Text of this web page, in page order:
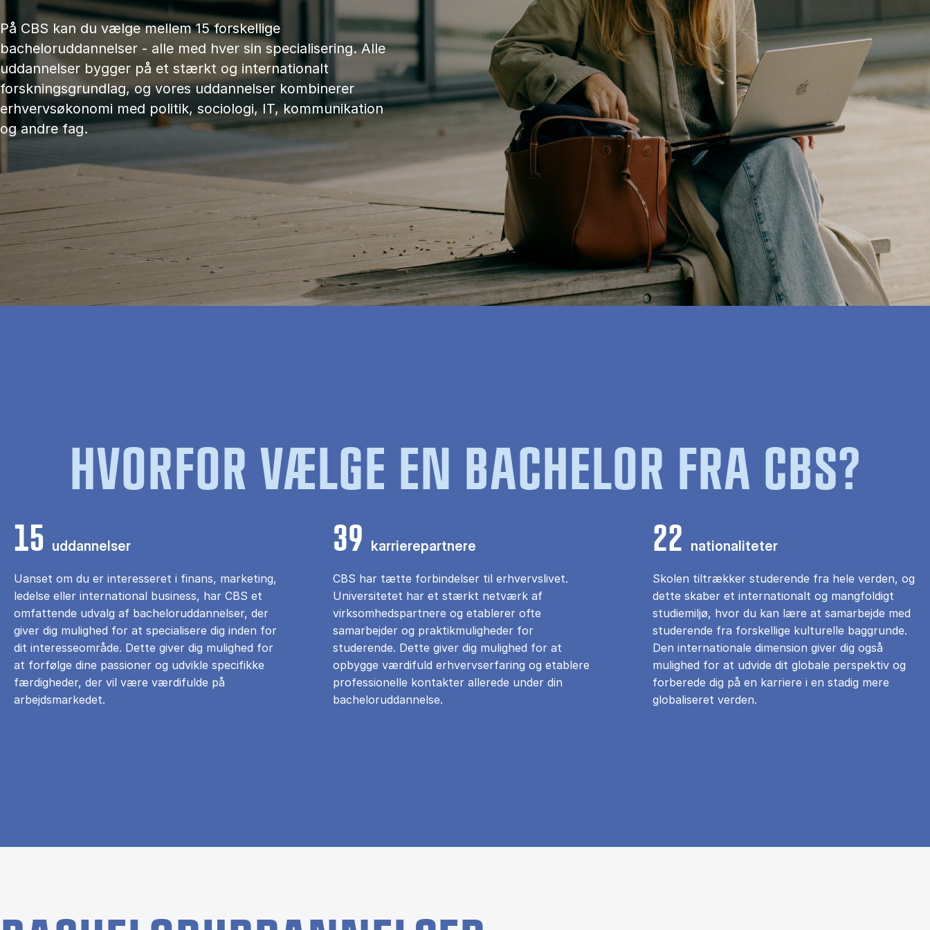
På CBS kan du vælge mellem 15 forskellige
bacheloruddannelser - alle med hver sin specialisering. Alle
uddannelser bygger på et stærkt og internationalt
forskningsgrundlag, og vores uddannelser kombinerer
erhvervsøkonomi med politik, sociologi, IT, kommunikation
og andre fag.
HVORFOR VÆLGE EN BACHELOR FRA CBS?
15 uddannelser
Uanset om du er interesseret i finans, marketing,
ledelse eller international business, har CBS et
omfattende udvalg af bacheloruddannelser, der
giver dig mulighed for at specialisere dig inden for
dit interesseområde. Dette giver dig mulighed for
at forfølge dine passioner og udvikle specifikke
færdigheder, der vil være værdifulde på
arbejdsmarkedet.
39 karrierepartnere
CBS har tætte forbindelser til erhvervslivet.
Universitetet har et stærkt netværk af
virksomhedspartnere og etablerer ofte
samarbejder og praktikmuligheder for
studerende. Dette giver dig mulighed for at
opbygge værdifuld erhvervserfaring og etablere
professionelle kontakter allerede under din
bacheloruddannelse.
22 nationaliteter
Skolen tiltrækker studerende fra hele verden, og
dette skaber et internationalt og mangfoldigt
studiemiljø, hvor du kan lære at samarbejde med
studerende fra forskellige kulturelle baggrunde.
Den internationale dimension giver dig også
mulighed for at udvide dit globale perspektiv og
forberede dig på en karriere i en stadig mere
globaliseret verden.